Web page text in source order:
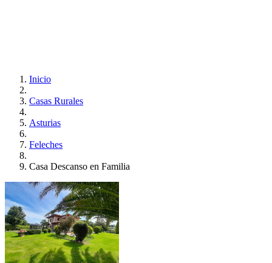
Inicio
Casas Rurales
Asturias
Feleches
Casa Descanso en Familia